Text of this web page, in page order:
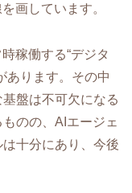
画しています。
稼働する“デジタ
あります。その中
盤は不可欠になる
のの、AIエージェ
十分にあり、今後